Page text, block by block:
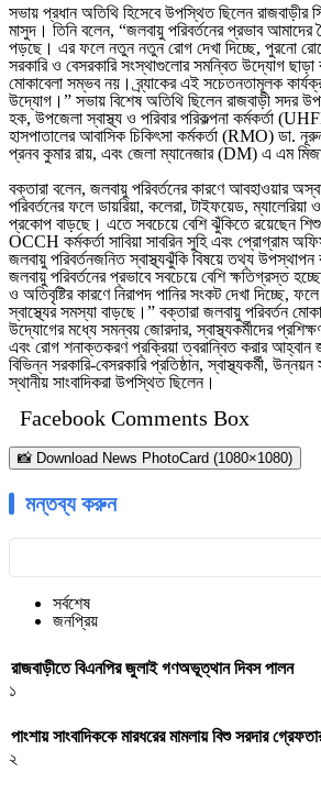
সভায় প্রধান অতিথি হিসেবে উপস্থিত ছিলেন রাজবাড়ীর
মাসুদ। তিনি বলেন, “জলবায়ু পরিবর্তনের প্রভাব আমাদের
পড়ছে। এর ফলে নতুন নতুন রোগ দেখা দিচ্ছে, পুরনো
সরকারি ও বেসরকারি সংস্থাগুলোর সমন্বিত উদ্যোগ ছাড়া
মোকাবেলা সম্ভব নয়। ব্র্যাকের এই সচেতনতামূলক
উদ্যোগ।” সভায় বিশেষ অতিথি ছিলেন রাজবাড়ী সদর
হক, উপজেলা স্বাস্থ্য ও পরিবার পরিকল্পনা কর্মকর্তা
হাসপাতালের আবাসিক চিকিৎসা কর্মকর্তা (RMO) ডা.
প্রনব কুমার রায়, এবং জেলা ম্যানেজার (DM) এ এম
বক্তারা বলেন, জলবায়ু পরিবর্তনের কারণে আবহাওয়ার
পরিবর্তনের ফলে ডায়রিয়া, কলেরা, টাইফয়েড,
প্রকোপ বাড়ছে। এতে সবচেয়ে বেশি ঝুঁকিতে রয়েছেন শিশু,
OCCH কর্মকর্তা সাবিয়া সাবরিন সুহি এবং প্রোগ্রাম
জলবায়ু পরিবর্তনজনিত স্বাস্থ্যঝুঁকি বিষয়ে তথ্য
জলবায়ু পরিবর্তনের প্রভাবে সবচেয়ে বেশি ক্ষতিগ্রস্ত
ও অতিবৃষ্টির কারণে নিরাপদ পানির সংকট দেখা দিচ্ছে,
স্বাস্থ্যের সমস্যা বাড়ছে।” বক্তারা জলবায়ু পরিবর্তন
উদ্যোগের মধ্যে সমন্বয় জোরদার, স্বাস্থ্যকর্মীদের
এবং রোগ শনাক্তকরণ প্রক্রিয়া ত্বরান্বিত করার আহ্বান
বিভিন্ন সরকারি-বেসরকারি প্রতিষ্ঠান, স্বাস্থ্যকর্মী,
স্থানীয় সাংবাদিকরা উপস্থিত ছিলেন।
Facebook Comments Box
📸 Download News PhotoCard (1080×1080)
মন্তব্য করুন
সর্বশেষ
জনপ্রিয়
রাজবাড়ীতে বিএন‌পির জুলাই গণঅভূত্থান দিবস পালন
১
পাংশায় সাংবাদিককে মারধরের মামলায় বিশু সরদার
২